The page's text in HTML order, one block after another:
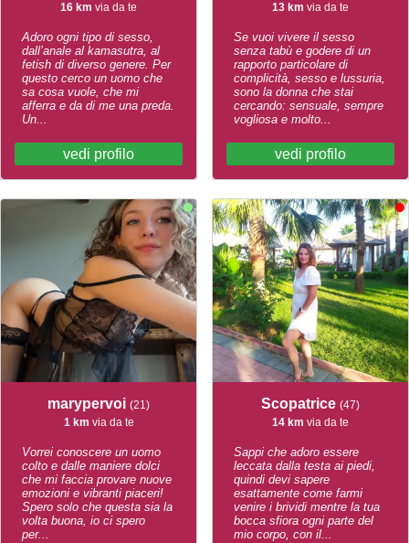
16 km via da te
Adoro ogni tipo di sesso,
dall’anale al kamasutra, al
fetish di diverso genere. Per
questo cerco un uomo che
sa cosa vuole, che mi
afferra e da di me una preda.
Un...
vedi profilo
marypervoi (21)
1 km via da te
Vorrei conoscere un uomo
colto e dalle maniere dolci
che mi faccia provare nuove
emozioni e vibranti piaceri!
Spero solo che questa sia la
volta buona, io ci spero
per...
13 km via da te
Se vuoi vivere il sesso
senza tabù e godere di un
rapporto particolare di
complicità, sesso e lussuria,
sono la donna che stai
cercando: sensuale, sempre
vogliosa e molto...
vedi profilo
Scopatrice (47)
14 km via da te
Sappi che adoro essere
leccata dalla testa ai piedi,
quindi devi sapere
esattamente come farmi
venire i brividi mentre la tua
bocca sfiora ogni parte del
mio corpo, con il...